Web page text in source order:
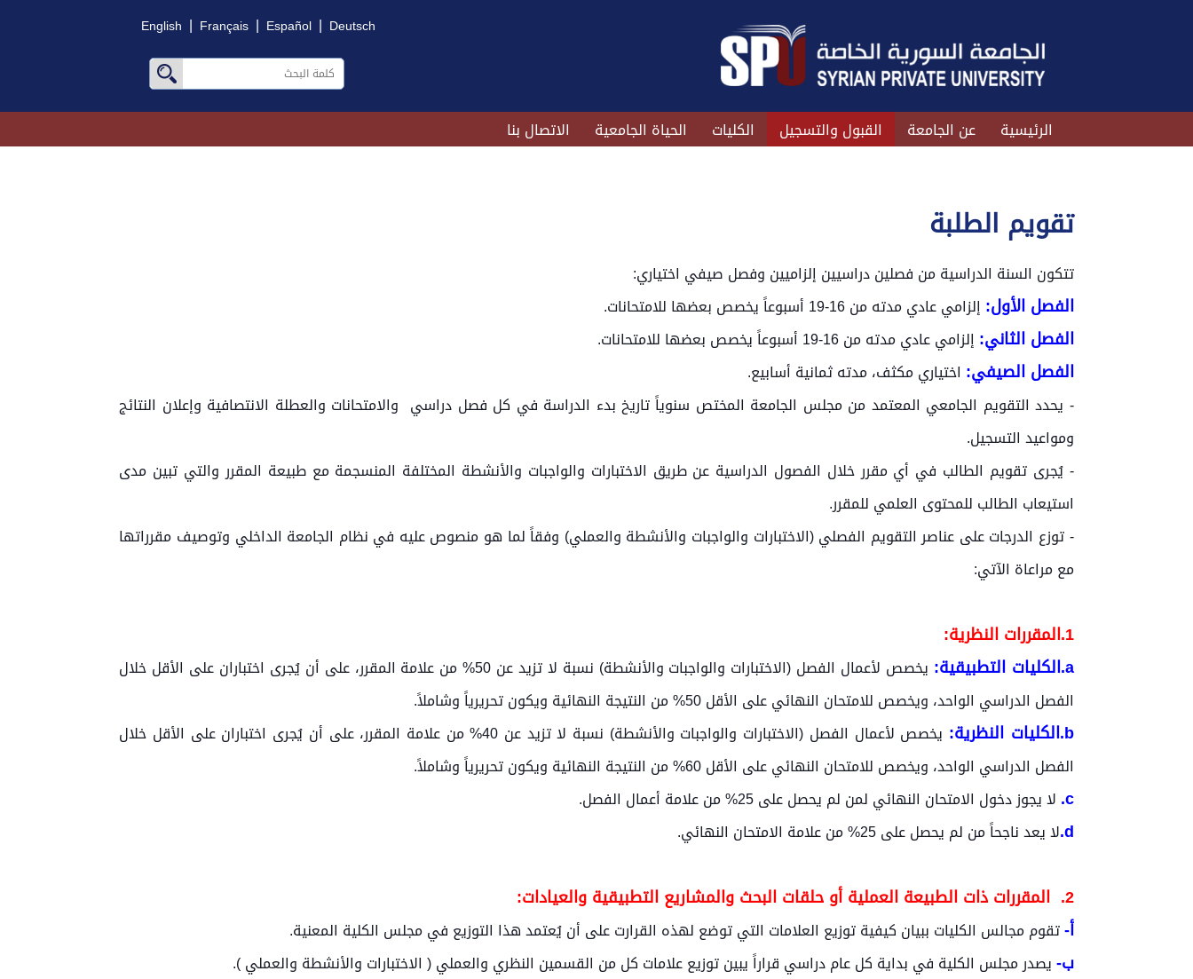
English | Français | Español | Deutsch
الرئيسية عن الجامعة القبول والتسجيل الكليات الحياة الجامعية الاتصال بنا
تقويم الطلبة
تتكون السنة الدراسية من فصلين دراسيين إلزاميين وفصل صيفي اختياري:
الفصل الأول: إلزامي عادي مدته من 16-19 أسبوعاً يخصص بعضها للامتحانات.
الفصل الثاني: إلزامي عادي مدته من 16-19 أسبوعاً يخصص بعضها للامتحانات.
الفصل الصيفي: اختياري مكثف، مدته ثمانية أسابيع.
- يحدد التقويم الجامعي المعتمد من مجلس الجامعة المختص سنوياً تاريخ بدء الدراسة في كل فصل دراسي والامتحانات والعطلة الانتصافية وإعلان النتائج
ومواعيد التسجيل.
- يُجرى تقويم الطالب في أي مقرر خلال الفصول الدراسية عن طريق الاختبارات والواجبات والأنشطة المختلفة المنسجمة مع طبيعة المقرر والتي تبين مدى
استيعاب الطالب للمحتوى العلمي للمقرر.
- توزع الدرجات على عناصر التقويم الفصلي (الاختبارات والواجبات والأنشطة والعملي) وفقاً لما هو منصوص عليه في نظام الجامعة الداخلي وتوصيف مقرراتها
مع مراعاة الآتي:
1.المقررات النظرية:
a.الكليات التطبيقية:
يخصص لأعمال الفصل (الاختبارات والواجبات والأنشطة) نسبة لا تزيد عن 50% من علامة المقرر، على أن يُجرى اختباران على الأقل خلال
الفصل الدراسي الواحد، ويخصص للامتحان النهائي على الأقل 50% من النتيجة النهائية ويكون تحريرياً وشاملاً.
b.الكليات النظرية:
يخصص لأعمال الفصل (الاختبارات والواجبات والأنشطة) نسبة لا تزيد عن 40% من علامة المقرر، على أن يُجرى اختباران على الأقل خلال
الفصل الدراسي الواحد، ويخصص للامتحان النهائي على الأقل 60% من النتيجة النهائية ويكون تحريرياً وشاملاً.
c. لا يجوز دخول الامتحان النهائي لمن لم يحصل على 25% من علامة أعمال الفصل.
d.لا يعد ناجحاً من لم يحصل على 25% من علامة الامتحان النهائي.
2. المقررات ذات الطبيعة العملية أو حلقات البحث والمشاريع التطبيقية والعيادات:
أ-تقوم مجالس الكليات ببيان كيفية توزيع العلامات التي توضع لهذه القرارت على أن يُعتمد هذا التوزيع في مجلس الكلية المعنية.
ب-يصدر مجلس الكلية في بداية كل عام دراسي قراراً يبين توزيع علامات كل من القسمين النظري والعملي ( الاختبارات والأنشطة والعملي ).